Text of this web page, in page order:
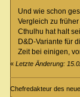
Und wie schon
Vergleich zu
Cthulhu hat halt
D&D-Variante für
Zeit bei einigen,
«Letzte Änderung:
Chefredakteur des